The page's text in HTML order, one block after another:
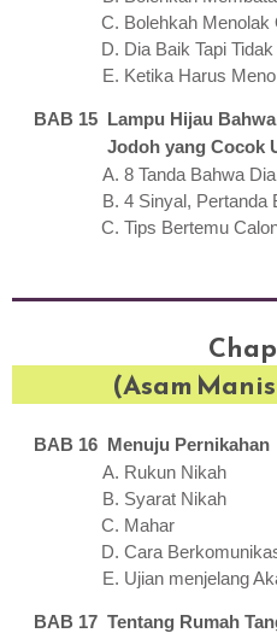
Bolehkah Menolak
Dia Baik Tapi
Ketika Harus
BAB 15 Lampu Hijau
Jodoh yang Cocok
8 Tanda Bahwa
4 Sinyal, Pertanda
Tips Bertemu
(Asam
BAB 16 Menuju Pernikahan
Rukun Nikah
Syarat Nikah
Mahar
Cara
Ujian menjelang
BAB 17 Tentang Rumah